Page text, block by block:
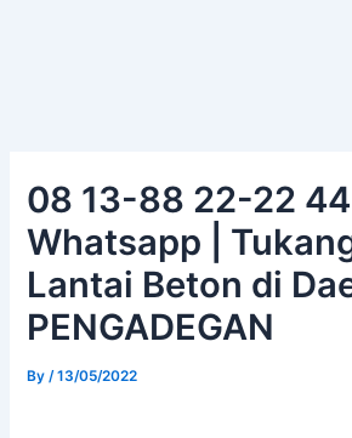
08 13-88 22-22
Whatsapp |
Lantai Beton di
PENGADEGAN
By/13/05/2022